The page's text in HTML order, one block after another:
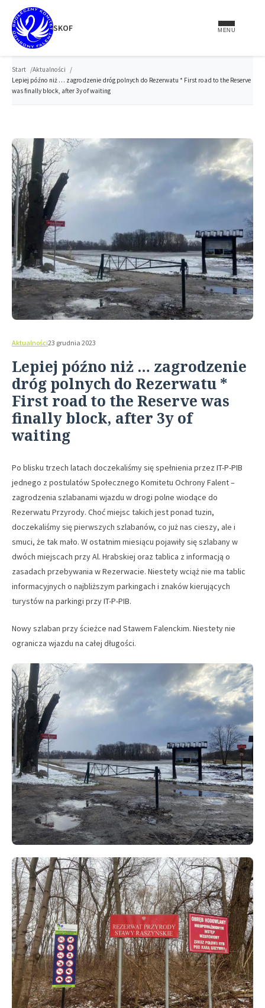
treści
SKOF
MENU
Start
Aktualności
Lepiej późno niż … zagrodzenie dróg polnych do Rezerwatu * First road to the Reserve
was finally block, after 3y of waiting
Aktualności23 grudnia 2023
Lepiej późno niż … zagrodzenie
dróg polnych do Rezerwatu *
First road to the Reserve was
finally block, after 3y of
waiting
Po blisku trzech latach doczekaliśmy się spełnienia przez IT-P-PIB
jednego z postulatów Społecznego Komitetu Ochrony Falent –
zagrodzenia szlabanami wjazdu w drogi polne wiodące do
Rezerwatu Przyrody. Choć miejsc takich jest ponad tuzin,
doczekaliśmy się pierwszych szlabanów, co już nas cieszy, ale i
smuci, że tak mało. W ostatnim miesiącu pojawiły się szlabany w
dwóch miejscach przy Al. Hrabskiej oraz tablica z informacją o
zasadach przebywania w Rezerwacie. Niestety wciąż nie ma tablic
informacyjnych o najbliższym parkingach i znaków kierujących
turystów na parkingi przy IT-P-PIB.
Nowy szlaban przy ścieżce nad Stawem Falenckim. Niestety nie
ogranicza wjazdu na całej długości.